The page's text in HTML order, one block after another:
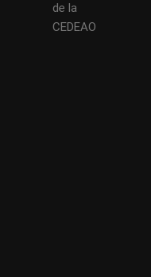
de la
CEDEAO